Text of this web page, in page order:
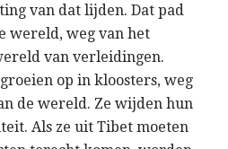
van dat lijden. Dat pad
wereld, weg van het
van verleidingen.
op in kloosters, weg
de wereld. Ze wijden hun
Als ze uit Tibet moeten